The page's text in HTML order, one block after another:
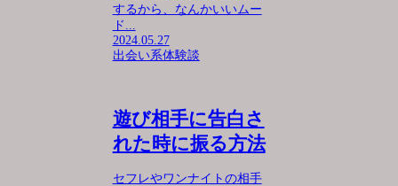
するから、なんかいいムー
ド...
2024.05.27
出会い系体験談
遊び相手に告白さ
れた時に振る方法
セフレやワンナイトの相手